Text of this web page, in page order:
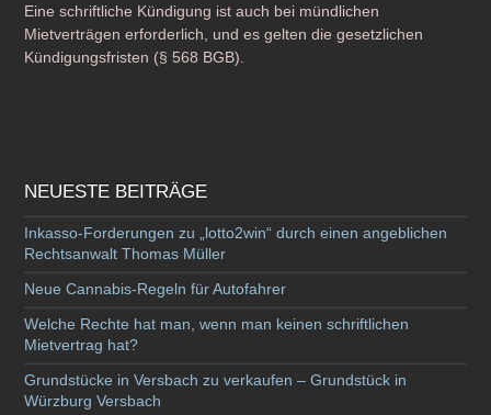
Eine schriftliche Kündigung ist auch bei mündlichen
Mietverträgen erforderlich, und es gelten die gesetzlichen
Kündigungsfristen (§ 568 BGB).
NEUESTE BEITRÄGE
Inkasso-Forderungen zu „lotto2win“ durch einen angeblichen
Rechtsanwalt Thomas Müller
Neue Cannabis-Regeln für Autofahrer
Welche Rechte hat man, wenn man keinen schriftlichen
Mietvertrag hat?
Grundstücke in Versbach zu verkaufen – Grundstück in
Würzburg Versbach